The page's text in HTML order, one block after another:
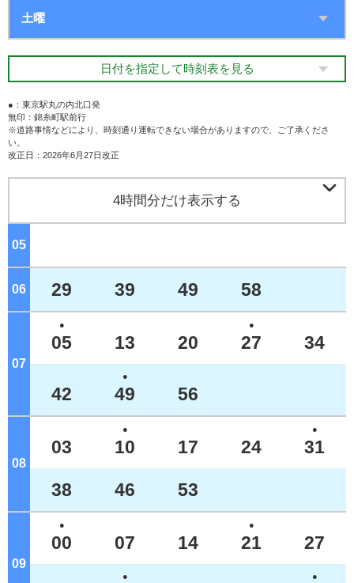
日付を指定して時刻表を見る
●：東京駅丸の内北口発
無印：錦糸町駅前行
※道路事情などにより、時刻通り運転できない場合がありますので、ご了承くださ
い。
改正日：2026年6月27日改正
4時間分だけ表示する 
05
06 29 39 49 58
07 ジ
●
05 13 20
●
27 34
42
●
49 56
08
03
●
10 17 24
●
31
38 46 53
09 ジ
●
00 07 14
●
21 27
● ●